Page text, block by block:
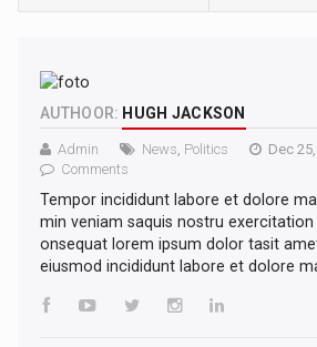
AUTHOOR: HUGH JACKSON
Admin News Politics
Dec
Comments
Tempor incididunt labore et dolore
min veniam saquis nostru
onsequat lorem ipsum dolor tasit
eiusmod incididunt labore et dolore